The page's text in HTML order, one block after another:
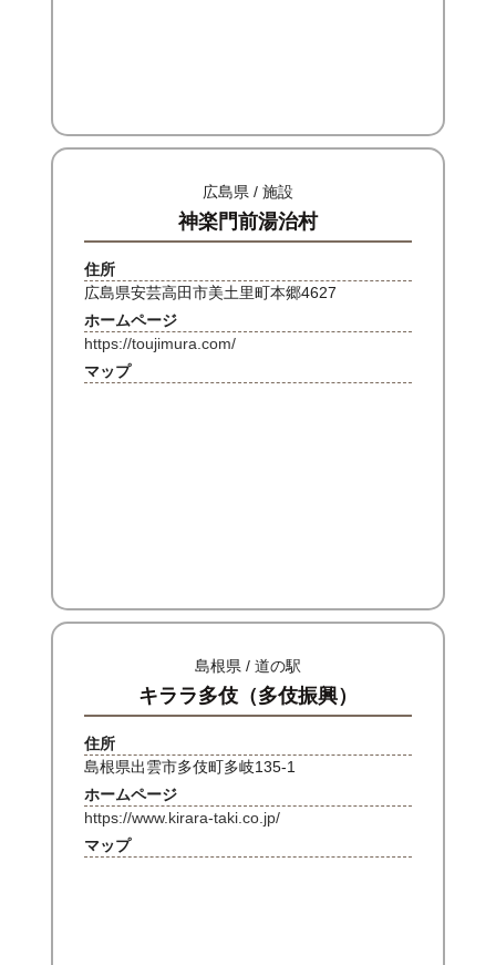
広島県 / 施設
神楽門前湯治村
住所
広島県安芸高田市美土里町本郷4627
ホームページ
https://toujimura.com/
マップ
島根県 / 道の駅
キララ多伎（多伎振興）
住所
島根県出雲市多伎町多岐135-1
ホームページ
https://www.kirara-taki.co.jp/
マップ